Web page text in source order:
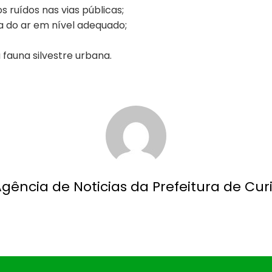
ruídos nas vias públicas;
ar em nível adequado;
silvestre urbana.
de Noticias da Prefeitura de